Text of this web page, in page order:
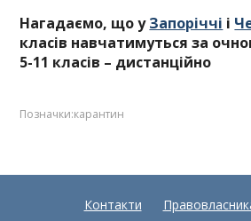
Нагадаємо, що уЗапоріччі і
класів навчатимуться за
5-11 класів – дистанційно
Позначки:карантин
Контакти